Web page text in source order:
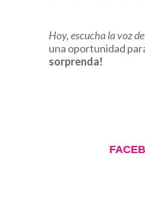
Hoy, escucha la voz de
una oportunidad
sorprenda!